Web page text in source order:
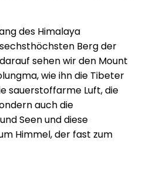
des Himalaya
Berg der
sehen wir den Mount
wie ihn die Tibeter
sauerstoffarme Luft, die
auch die
Seen und diese
Himmel, der fast zum